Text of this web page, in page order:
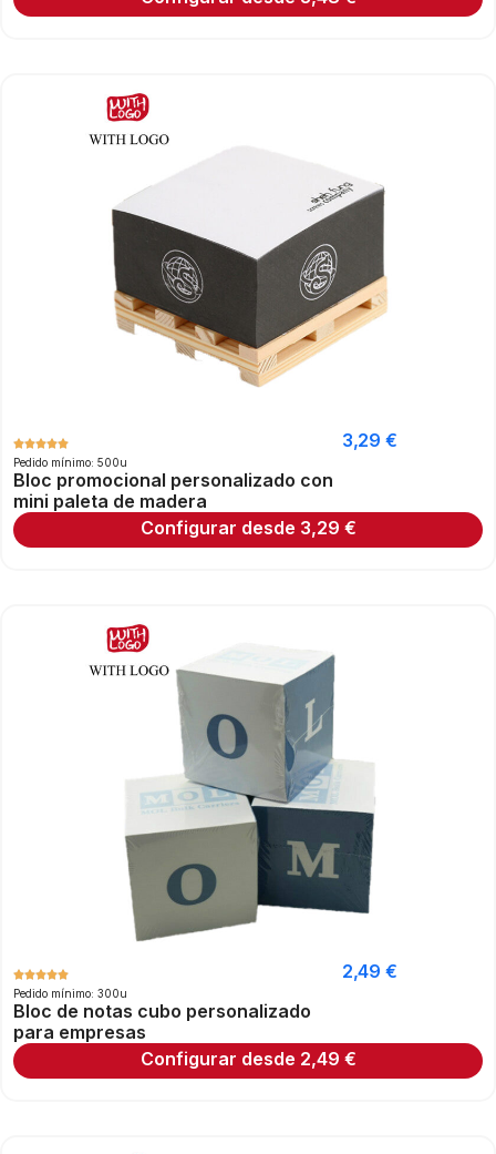
Pedido mínimo: 500u
Bloc promocional personalizado con
mini paleta de madera
3,29 €
Configurar desde 3,29 €
Pedido mínimo: 300u
Bloc de notas cubo personalizado
para empresas
2,49 €
Configurar desde 2,49 €